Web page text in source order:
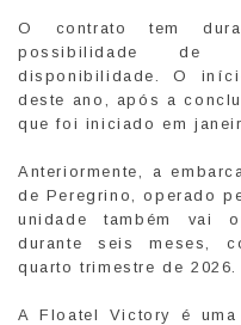
O contrato tem
possibilidade de
disponibilidade. O
deste ano, após a
que foi iniciado em
Anteriormente, a
de Peregrino, operado
unidade também vai
durante seis meses,
quarto trimestre de 2026.
A Floatel Victory é